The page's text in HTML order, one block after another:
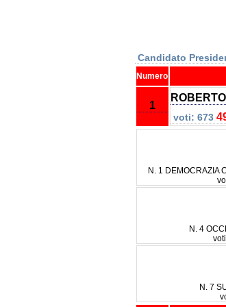
Candidato
Numero
1
voti: 673
N. 1 DEMOCRAZIA
N. 4
N. 7